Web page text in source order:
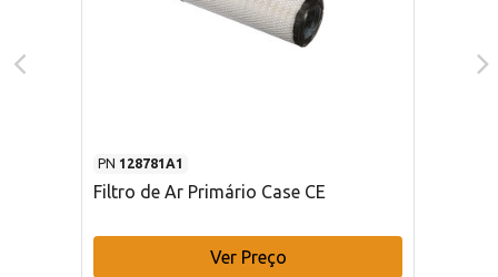
PN 128781A1
Filtro de Ar Primário Case CE
Ver Preço